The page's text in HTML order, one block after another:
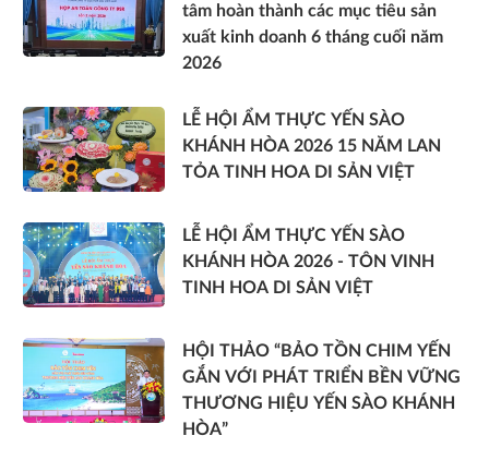
tâm hoàn thành các mục tiêu sản
xuất kinh doanh 6 tháng cuối năm
2026
LỄ HỘI ẨM THỰC YẾN SÀO
KHÁNH HÒA 2026 15 NĂM LAN
TỎA TINH HOA DI SẢN VIỆT
LỄ HỘI ẨM THỰC YẾN SÀO
KHÁNH HÒA 2026 - TÔN VINH
TINH HOA DI SẢN VIỆT
HỘI THẢO “BẢO TỒN CHIM YẾN
GẮN VỚI PHÁT TRIỂN BỀN VỮNG
THƯƠNG HIỆU YẾN SÀO KHÁNH
HÒA”